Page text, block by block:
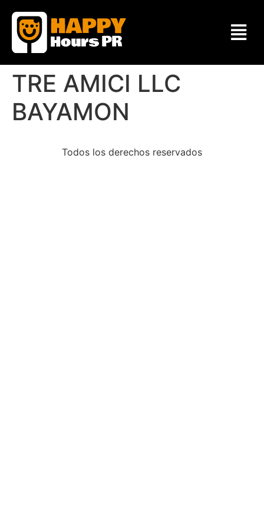
TRE AMICI LLC
BAYAMON
Todos los derechos reservados